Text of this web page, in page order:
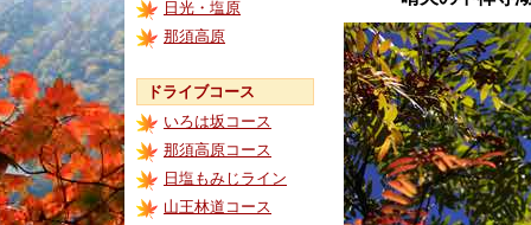
日光・塩原
那須高原
ドライブコース
いろは坂コース
那須高原コース
日塩もみじライン
山王林道コース